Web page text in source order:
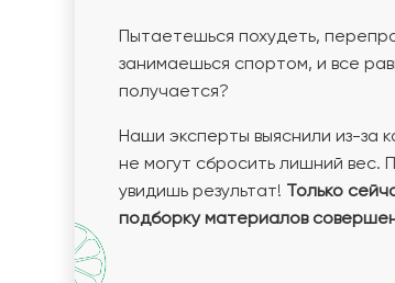
Пытаетешься похудеть,
занимаешься спортом, и все
получается?
Наши эксперты выяснили из-за
не могут сбросить лишний вес.
увидишь результат! Только
подборку материалов